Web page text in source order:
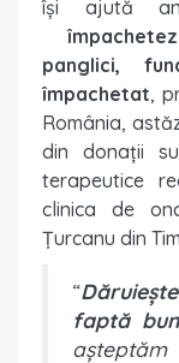
își ajută
panglici,
împachetat,
România,
din donații
terapeutice
clinica de
Țurcanu din
“
faptă